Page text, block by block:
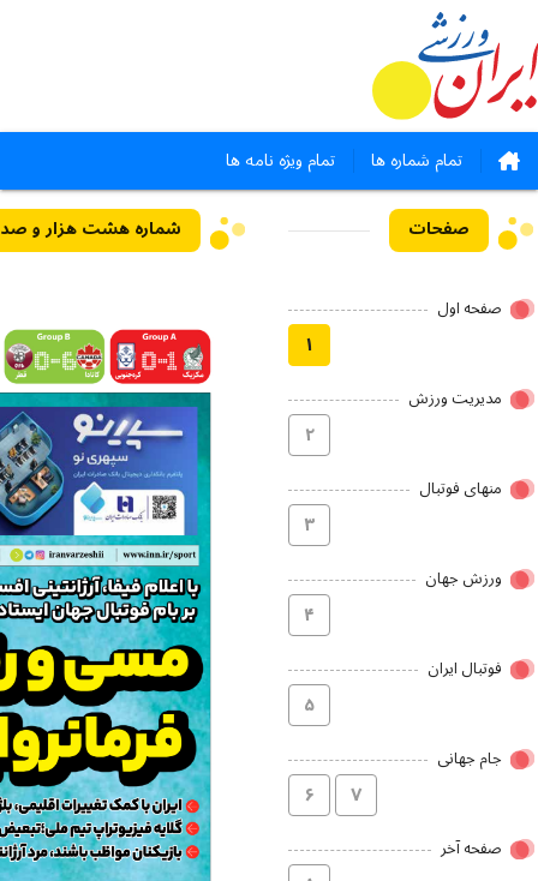
تمام شماره ها تمام ویژه نامه ها
صفحات
صفحه اول
۱
مدیریت ورزش
۲
منهای فوتبال
۳
ورزش جهان
۴
فوتبال ایران
۵
جام جهانی
۶ ۷
صفحه آخر